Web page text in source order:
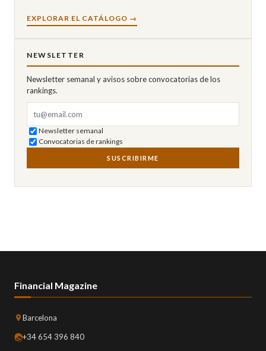
EXPLORAR EL CATÁLOGO →
NEWSLETTER
Newsletter semanal y avisos sobre convocatorias de los
rankings.
Newsletter semanal
Convocatorias de rankings
SUSCRIBIRME
Financial Magazine
Barcelona
+34 654 396 840